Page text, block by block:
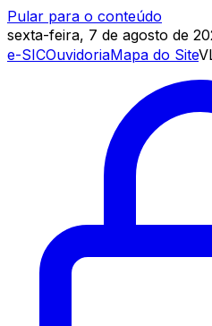
Pular para o conteúdo
sexta-feira, 7 de agosto de
e-SICOuvidoriaMapa do Site